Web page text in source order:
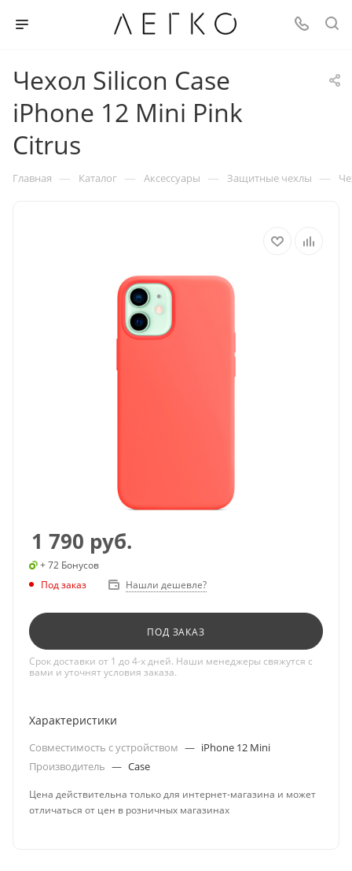
Чехол Silicon Case
iPhone 12 Mini Pink
Citrus
Главная — Каталог — Аксессуары — Защитные чехлы —
1 790 руб.
+ 72 Бонусов
Под заказ
Нашли дешевле?
ПОД ЗАКАЗ
Срок доставки от 1 до 4-х дней. Наши менеджеры свяжутся с
вами и уточнят условия заказа.
Характеристики
Совместимость с устройством — iPhone 12 Mini
Производитель — Case
Цена действительна только для интернет-магазина и может
отличаться от цен в розничных магазинах